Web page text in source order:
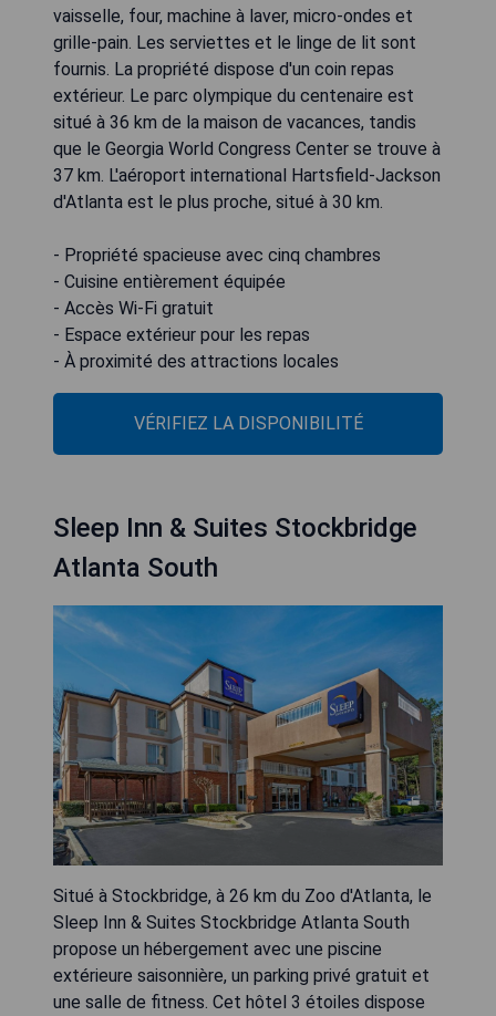
vaisselle, four, machine à laver, micro-ondes et
grille-pain. Les serviettes et le linge de lit sont
fournis. La propriété dispose d'un coin repas
extérieur. Le parc olympique du centenaire est
situé à 36 km de la maison de vacances, tandis
que le Georgia World Congress Center se trouve à
37 km. L'aéroport international Hartsfield-Jackson
d'Atlanta est le plus proche, situé à 30 km.
- Propriété spacieuse avec cinq chambres
- Cuisine entièrement équipée
- Accès Wi-Fi gratuit
- Espace extérieur pour les repas
- À proximité des attractions locales
VÉRIFIEZ LA DISPONIBILITÉ
Sleep Inn & Suites Stockbridge
Atlanta South
Situé à Stockbridge, à 26 km du Zoo d'Atlanta, le
Sleep Inn & Suites Stockbridge Atlanta South
propose un hébergement avec une piscine
extérieure saisonnière, un parking privé gratuit et
une salle de fitness. Cet hôtel 3 étoiles dispose